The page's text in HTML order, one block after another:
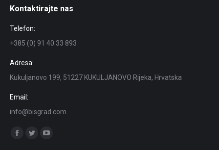
Kontaktirajte nas
Telefon:
+385 (0) 91 40 33 893
Adresa:
Kukuljanovo 199, 51227 KUKULJANOVO Rijeka, Hrvatska
Email:
info@bisgrad.com
Find us on:
Facebook
Twitter